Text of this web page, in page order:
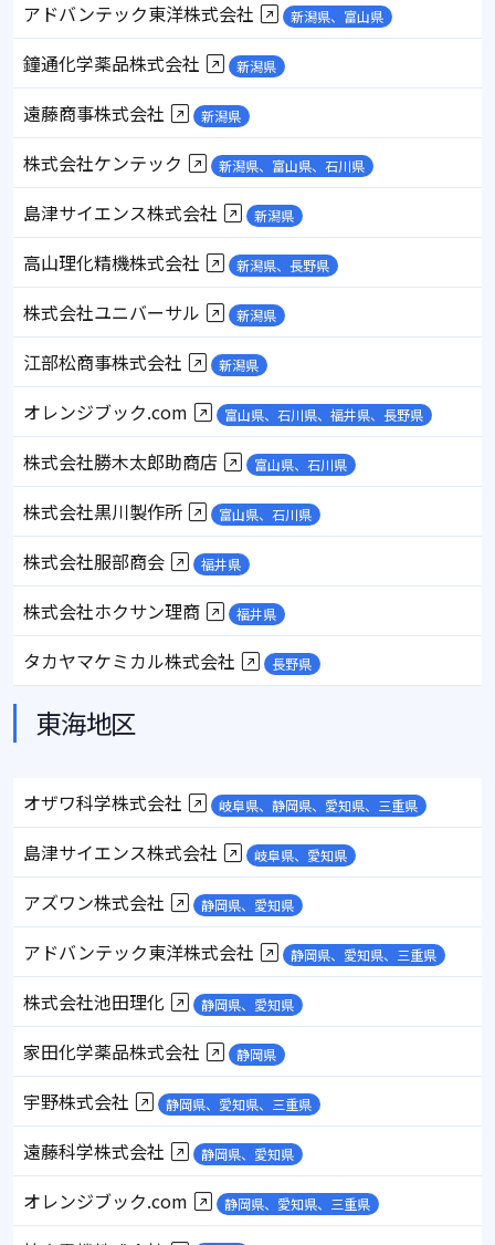
アドバンテック東洋株式会社 新潟県、富山県
鐘通化学薬品株式会社 新潟県
遠藤商事株式会社 新潟県
株式会社ケンテック 新潟県、富山県、石川県
島津サイエンス株式会社 新潟県
高山理化精機株式会社 新潟県、長野県
株式会社ユニバーサル 新潟県
江部松商事株式会社 新潟県
オレンジブック.com 富山県、石川県、福井県、長野県
株式会社勝木太郎助商店 富山県、石川県
株式会社黒川製作所 富山県、石川県
株式会社服部商会 福井県
株式会社ホクサン理商 福井県
タカヤマケミカル株式会社 長野県
東海地区
オザワ科学株式会社 岐阜県、静岡県、愛知県、三重県
島津サイエンス株式会社 岐阜県、愛知県
アズワン株式会社 静岡県、愛知県
アドバンテック東洋株式会社 静岡県、愛知県、三重県
株式会社池田理化 静岡県、愛知県
家田化学薬品株式会社 静岡県
宇野株式会社 静岡県、愛知県、三重県
遠藤科学株式会社 静岡県、愛知県
オレンジブック.com 静岡県、愛知県、三重県